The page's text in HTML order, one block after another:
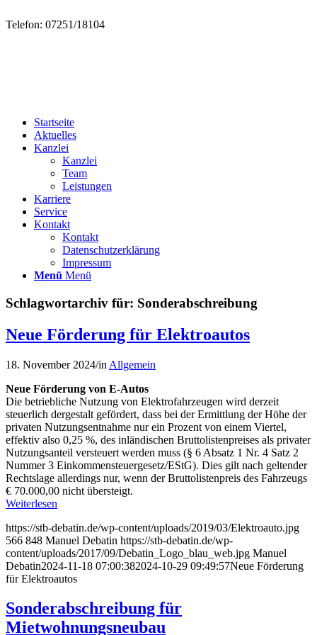
Telefon: 07251/18104
Startseite
Aktuelles
Kanzlei
Kanzlei
Team
Leistungen
Karriere
Service
Kontakt
Kontakt
Datenschutzerklärung
Impressum
Menü Menü
Schlagwortarchiv für: Sonderabschreibung
Neue Förderung für Elektroautos
18. November 2024/in Allgemein
Neue Förderung von E-Autos
Die betriebliche Nutzung von Elektrofahrzeugen wird derzeit
steuerlich dergestalt gefördert, dass bei der Ermittlung der Höhe der
privaten Nutzungsentnahme nur ein Prozent von einem Viertel,
effektiv also 0,25 %, des inländischen Bruttolistenpreises als privater
Nutzungsanteil versteuert werden muss (§ 6 Absatz 1 Nr. 4 Satz 2
Nummer 3 Einkommensteuergesetz/EStG). Dies gilt nach geltender
Rechtslage allerdings nur, wenn der Bruttolistenpreis des Fahrzeugs
€ 70.000,00 nicht übersteigt.
Weiterlesen
https://stb-debatin.de/wp-content/uploads/2019/03/Elektroauto.jpg
566 848 Manuel Debatin https://stb-debatin.de/wp-
content/uploads/2017/09/Debatin_Logo_blau_web.jpg Manuel
Debatin2024-11-18 07:00:382024-10-29 09:49:57Neue Förderung
für Elektroautos
Sonderabschreibung für
Mietwohnungsneubau